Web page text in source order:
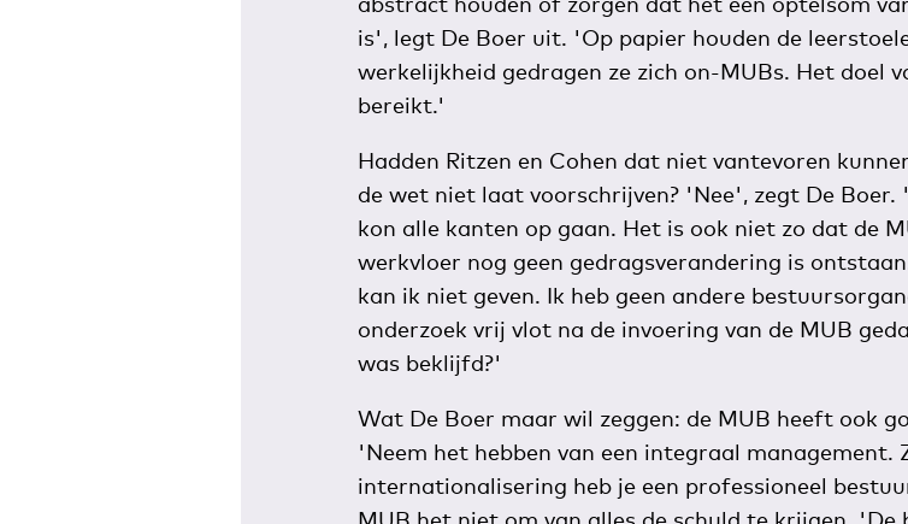
is', legt De Boer uit. 'Op papier houden de
werkelijkheid gedragen ze zich on-MUBs. Het doel
bereikt.'
Hadden Ritzen en Cohen dat niet vantevoren
de wet niet laat voorschrijven? 'Nee', zegt De
kon alle kanten op gaan. Het is ook niet zo dat de
werkvloer nog geen gedragsverandering is
kan ik niet geven. Ik heb geen andere
onderzoek vrij vlot na de invoering van de MUB
was beklijfd?'
Wat De Boer maar wil zeggen: de MUB heeft ook
'Neem het hebben van een integraal management.
internationalisering heb je een professioneel